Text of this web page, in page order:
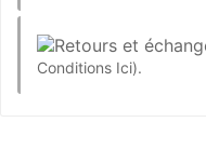
Conditions Ici).